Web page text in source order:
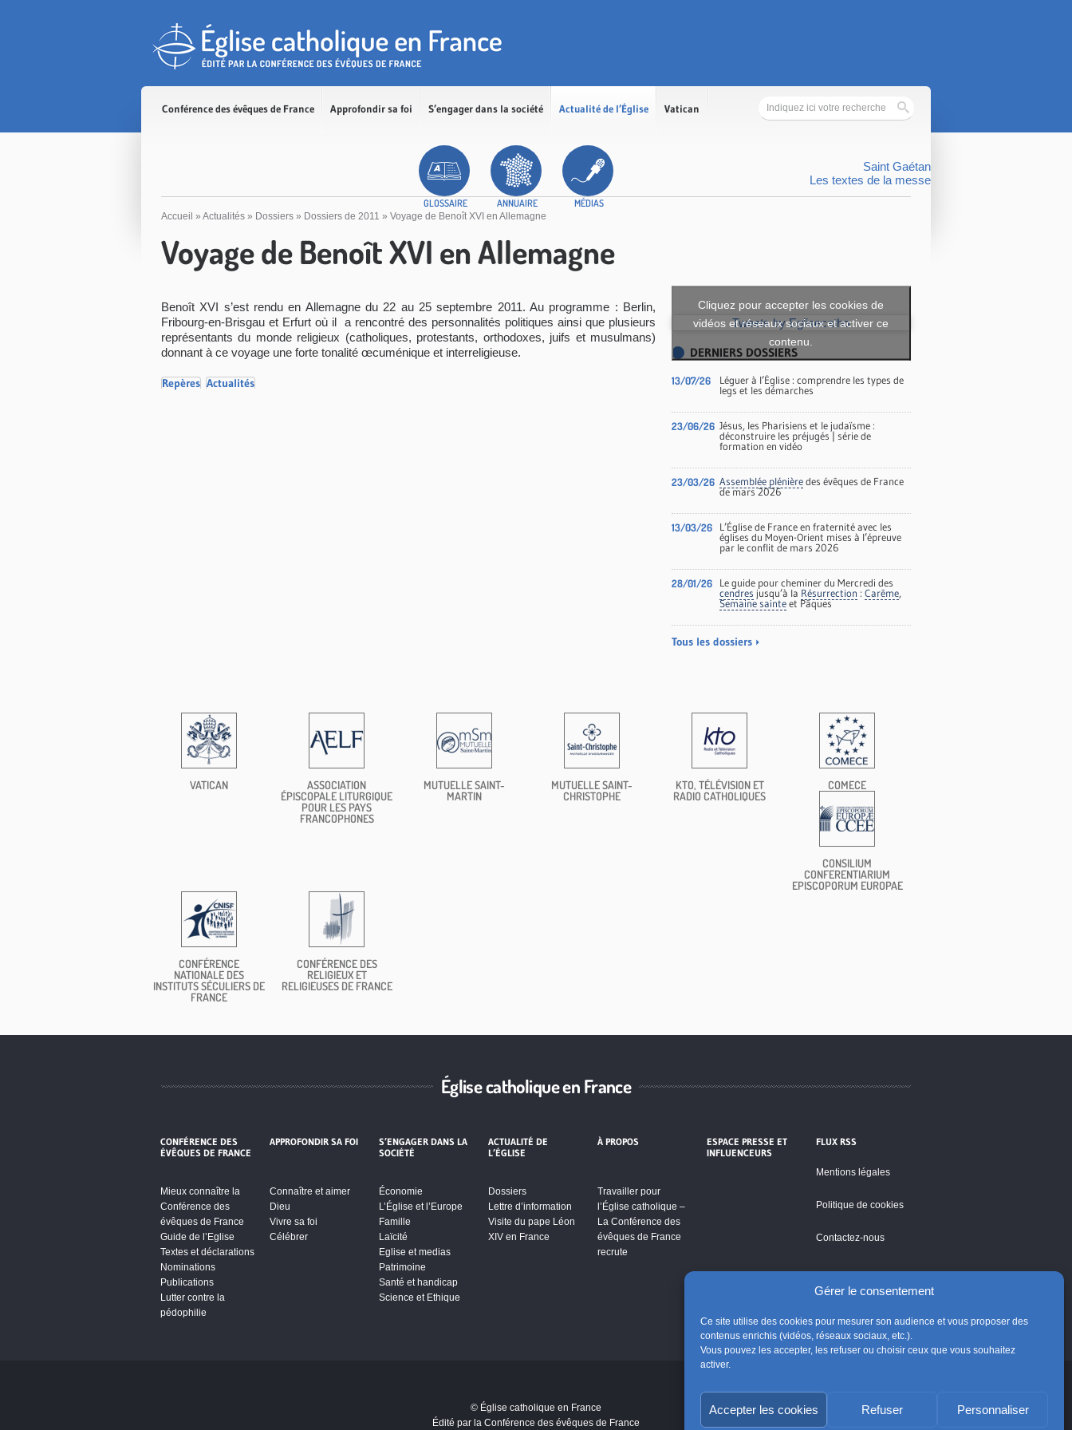
Gérer le consentement
Ce site utilise des cookies pour mesurer son audience et vous proposer des
contenus enrichis (vidéos, réseaux sociaux, etc.).
Vous pouvez les accepter, les refuser ou choisir ceux que vous souhaitez
activer.
Accepter les cookies Refuser Personnaliser
Conférence des évêques de France Approfondir sa foi S’engager dans la société Actualité de l’Église Vatican
GLOSSAIRE ANNUAIRE MÉDIAS
Saint Gaétan
Les textes de la messe
Accueil » Actualités » Dossiers » Dossiers de 2011 » Voyage de Benoît XVI en Allemagne
Voyage de Benoît XVI en Allemagne
Benoît XVI s’est rendu en Allemagne du 22 au 25 septembre 2011. Au programme : Berlin,
Fribourg-en-Brisgau et Erfurt où il a rencontré des personnalités politiques ainsi que plusieurs
représentants du monde religieux (catholiques, protestants, orthodoxes, juifs et musulmans)
donnant à ce voyage une forte tonalité œcuménique et interreligieuse.
Repères Actualités
Tweets by Eglisecatho
Cliquez pour accepter les cookies de
vidéos et réseaux sociaux et activer ce
contenu.
DERNIERS DOSSIERS
13/07/26
Léguer à l’Église : comprendre les types de
legs et les démarches
23/06/26 Jésus, les Pharisiens et le judaïsme :
déconstruire les préjugés | série de
formation en vidéo
23/03/26 Assemblée plénièredes évêques de France
de mars 2026
13/03/26
L’Église de France en fraternité avec les
églises du Moyen-Orient mises à l’épreuve
par le conflit de mars 2026
28/01/26
Le guide pour cheminer du Mercredi des
cendres jusqu’à la Résurrection : Carême,
Semaine sainteet Pâques
Tous les dossiers
VATICAN
ASSOCIATION
ÉPISCOPALE LITURGIQUE
POUR LES PAYS
FRANCOPHONES
MUTUELLE SAINT-
MARTIN
MUTUELLE SAINT-
CHRISTOPHE
KTO, TÉLÉVISION ET
RADIO CATHOLIQUES
COMECE
CONSILIUM
CONFERENTIARIUM
EPISCOPORUM EUROPAE
CONFÉRENCE
NATIONALE DES
INSTITUTS SÉCULIERS DE
FRANCE
CONFÉRENCE DES
RELIGIEUX ET
RELIGIEUSES DE FRANCE
Église catholique en France
CONFÉRENCE DES
ÉVÊQUES DE FRANCE
Mieux connaître la
Conférence des
évêques de France
Guide de l’Eglise
Textes et déclarations
Nominations
Publications
Lutter contre la
pédophilie
APPROFONDIR SA FOI
Connaître et aimer
Dieu
Vivre sa foi
Célébrer
S’ENGAGER DANS LA
SOCIÉTÉ
Économie
L’Église et l’Europe
Famille
Laïcité
Eglise et medias
Patrimoine
Santé et handicap
Science et Ethique
ACTUALITÉ DE
L’ÉGLISE
Dossiers
Lettre d’information
Visite du pape Léon
XIV en France
À PROPOS
Travailler pour
l’Église catholique –
La Conférence des
évêques de France
recrute
ESPACE PRESSE ET
INFLUENCEURS
FLUX RSS
Mentions légales
Politique de cookies
Contactez-nous
© Église catholique en France
Édité par la Conférence des évêques de France
Suivre @Eglisecatho